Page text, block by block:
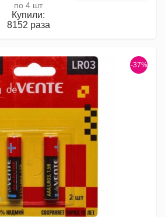
по 4 шт
Купили:
8152 раза
-37%